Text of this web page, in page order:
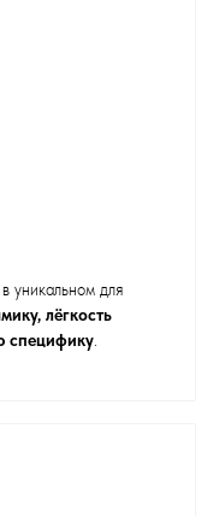
уникальном для
лёгкость
специфику